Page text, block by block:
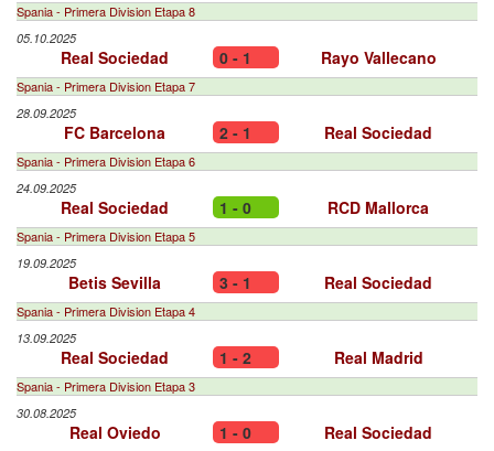
Spania - Primera Division Etapa 8
05.10.2025
Real Sociedad 0 - 1 Rayo Vallecano
Spania - Primera Division Etapa 7
28.09.2025
FC Barcelona 2 - 1 Real Sociedad
Spania - Primera Division Etapa 6
24.09.2025
Real Sociedad 1 - 0 RCD Mallorca
Spania - Primera Division Etapa 5
19.09.2025
Betis Sevilla 3 - 1 Real Sociedad
Spania - Primera Division Etapa 4
13.09.2025
Real Sociedad 1 - 2 Real Madrid
Spania - Primera Division Etapa 3
30.08.2025
Real Oviedo 1 - 0 Real Sociedad